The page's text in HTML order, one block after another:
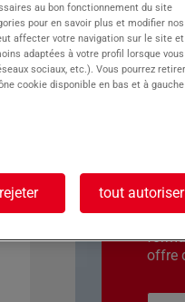
CDD
nos
offre
au bon fonctionnement du site
pour en savoir plus et modifier nos
affecter votre navigation sur le site
adaptées à votre profil lorsque vous
sociaux, etc.). Vous pourrez retirer
cookie disponible en bas et à
tout autoriser